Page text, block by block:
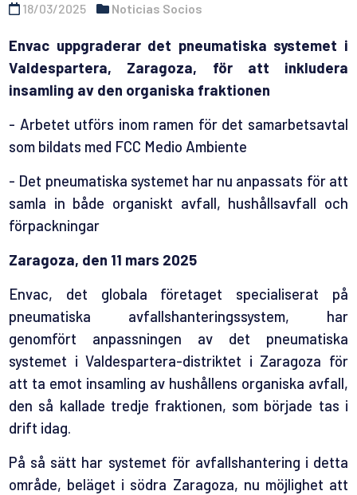
18/03/2025 Noticias Socios
Envac uppgraderar det pneumatiska systemet i
Valdespartera, Zaragoza, för att inkludera
insamling av den organiska fraktionen
- Arbetet utförs inom ramen för det samarbetsavtal
som bildats med FCC Medio Ambiente
- Det pneumatiska systemet har nu anpassats för att
samla in både organiskt avfall, hushållsavfall och
förpackningar
Zaragoza, den 11 mars 2025
Envac, det globala företaget specialiserat på
pneumatiska avfallshanteringssystem, har
genomfört anpassningen av det pneumatiska
systemet i Valdespartera-distriktet i Zaragoza för
att ta emot insamling av hushållens organiska avfall,
den så kallade tredje fraktionen, som började tas i
drift idag.
På så sätt har systemet för avfallshantering i detta
område, beläget i södra Zaragoza, nu möjlighet att